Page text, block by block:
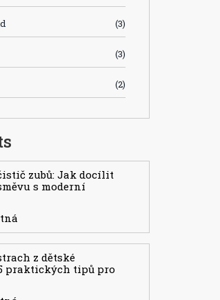
(3)
(3)
(2)
zubů: Jak docílit
s moderní
z dětské
praktických tipů pro